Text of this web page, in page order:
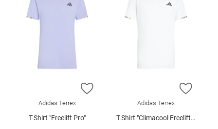
ZUR WUNSCHLISTE HINZUFÜGEN
Adidas Terrex
T-Shirt "Freelift Pro"
ZUR
Adidas Terrex
T-Shirt "Climacool Freelift Pro"